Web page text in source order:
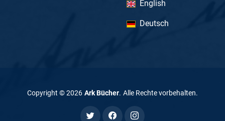
English
Deutsch
Copyright ©2026 Ark Bücher. Alle Rechte vorbehalten.